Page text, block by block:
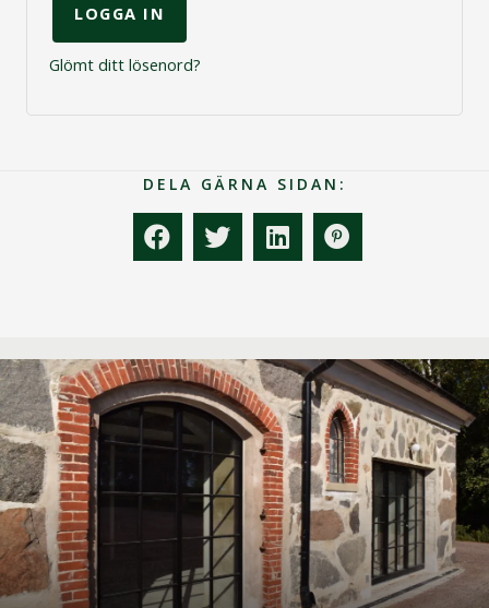
LOGGA IN
Glömt ditt lösenord?
DELA GÄRNA SIDAN: